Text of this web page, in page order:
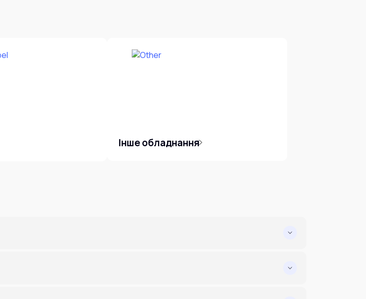
Інше обладнання